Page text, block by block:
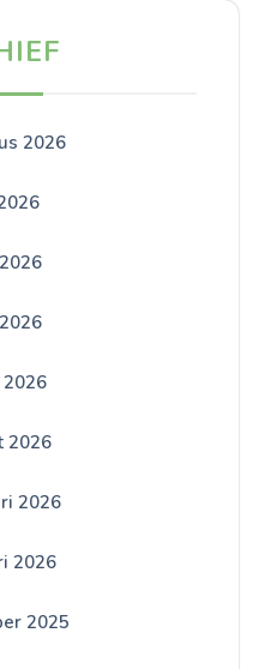
2026
2026
2026
2026
2025